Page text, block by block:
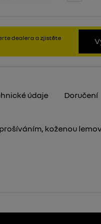
dealera a zjistěte
údaje Doručení
koženou